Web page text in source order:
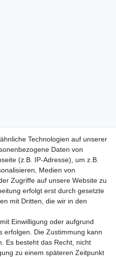
Technologien auf unserer
Daten von
(z.B. IP-Adresse), um z.B.
Medien von
Zugriffe auf unsere Website zu
erfolgt erst durch gesetzte
mit Dritten, die wir in den
Einwilligung oder aufgrund
erfolgen. Die Zustimmung kann
Es besteht das Recht, nicht
zu einem späteren Zeitpunkt